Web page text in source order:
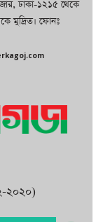
‘এত দাম তো
ঢাকা-১২১৫ থেকে
মুদ্রিত। ফোনঃ
২০২০)